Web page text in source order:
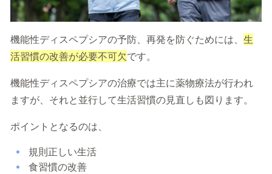
機能性ディスペプシアの予防、再発を防ぐためには、 生
活習慣の改善が必要不可欠です。
機能性ディスペプシアの治療では主に薬物療法が行われ
ますが、それと並行して生活習慣の見直しも図ります。
ポイントとなるのは、
規則正しい生活
食習慣の改善